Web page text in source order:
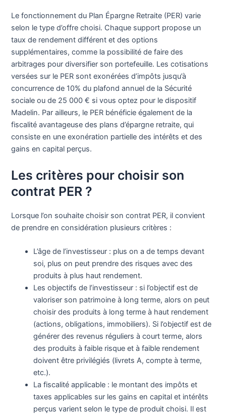
Le fonctionnement du Plan Épargne Retraite (PER) varie
selon le type d’offre choisi. Chaque support propose un
taux de rendement différent et des options
supplémentaires, comme la possibilité de faire des
arbitrages pour diversifier son portefeuille. Les cotisations
versées sur le PER sont exonérées d’impôts jusqu’à
concurrence de 10% du plafond annuel de la Sécurité
sociale ou de 25 000 € si vous optez pour le dispositif
Madelin. Par ailleurs, le PER bénéficie également de la
fiscalité avantageuse des plans d’épargne retraite, qui
consiste en une exonération partielle des intérêts et des
gains en capital perçus.
Les critères pour choisir son
contrat PER ?
Lorsque l’on souhaite choisir son contrat PER, il convient
de prendre en considération plusieurs critères :
L’âge de l’investisseur : plus on a de temps devant
soi, plus on peut prendre des risques avec des
produits à plus haut rendement.
Les objectifs de l’investisseur : si l’objectif est de
valoriser son patrimoine à long terme, alors on peut
choisir des produits à long terme à haut rendement
(actions, obligations, immobiliers). Si l’objectif est de
générer des revenus réguliers à court terme, alors
des produits à faible risque et à faible rendement
doivent être privilégiés (livrets A, compte à terme,
etc.).
La fiscalité applicable : le montant des impôts et
taxes applicables sur les gains en capital et intérêts
perçus varient selon le type de produit choisi. Il est